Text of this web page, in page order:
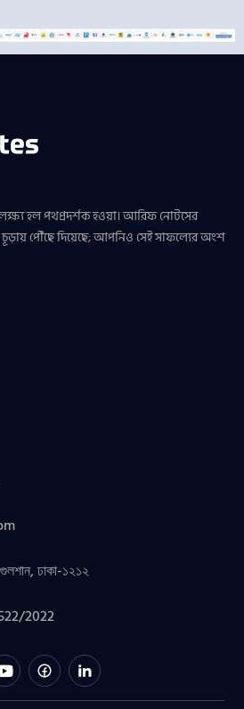
হল পথপ্রদর্শক হওয়া। আরিফ নোটসের
পৌঁছে দিয়েছে; আপনিও সেই সাফল্যের অংশ
ঢাকা-১২১২
2022